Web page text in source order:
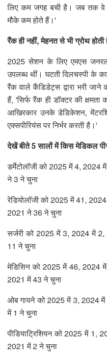
लिए कम जगह बची है। जब तक वे
मौके कम होते हैं।'
रैंक ही नहीं, मेहनत से भी ग्रोथ होती
2025 सेशन के लिए एमएस
उपलब्ध थीं। घटती दिलचस्पी के
रैंक वाले कैंडिडेट्स द्वारा भरी
हैं, 'सिर्फ रैंक ही डॉक्टर की क्षमता
आखिरकार उनके डेडिकेशन,
एक्सपीरियंस पर निर्भर करती है।'
देखें बीते 5 सालों में किस मेडिकल
डर्मेटोलॉजी को 2025 में 4,
ने 3 ने चुना
रेडियोलॉजी को 2025 में 41,
2021 ने 36 ने चुना
सर्जरी को 2025 में 3, 2024 में
11 ने चुना
मेडिसिन को 2025 में 46,
2021 में 43 ने चुना
ओब गायने को 2025 में 3, 2024
में 1 ने चुना
पीडियाट्रिशियन को 2025 में
2021 में 2 ने चुना